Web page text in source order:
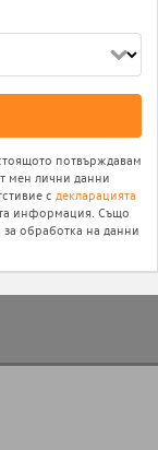
потвърждавам
мен лични данни
с декларацията
информация. Също
за обработка на данни